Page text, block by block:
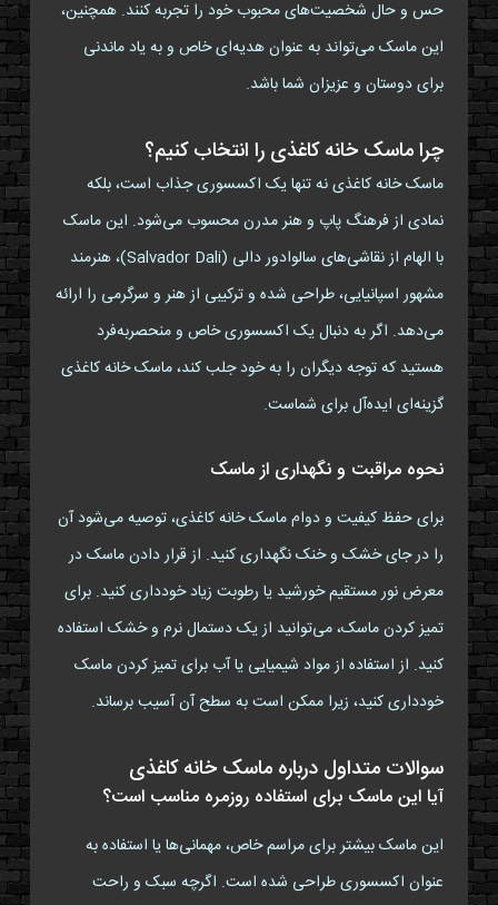
حس و حال شخصیت‌های محبوب خود را تجربه کنند. همچنین،
این ماسک می‌تواند به عنوان هدیه‌ای خاص و به یاد ماندنی
برای دوستان و عزیزان شما باشد.
چرا ماسک خانه کاغذی را انتخاب کنیم؟
ماسک خانه کاغذی نه تنها یک اکسسوری جذاب است، بلکه
نمادی از فرهنگ پاپ و هنر مدرن محسوب می‌شود. این ماسک
با الهام از نقاشی‌های سالوادور دالی (Salvador Dali)، هنرمند
مشهور اسپانیایی، طراحی شده و ترکیبی از هنر و سرگرمی را ارائه
می‌دهد. اگر به دنبال یک اکسسوری خاص و منحصربه‌فرد
هستید که توجه دیگران را به خود جلب کند، ماسک خانه کاغذی
گزینه‌ای ایده‌آل برای شماست.
نحوه مراقبت و نگهداری از ماسک
برای حفظ کیفیت و دوام ماسک خانه کاغذی، توصیه می‌شود آن
را در جای خشک و خنک نگهداری کنید. از قرار دادن ماسک در
معرض نور مستقیم خورشید یا رطوبت زیاد خودداری کنید. برای
تمیز کردن ماسک، می‌توانید از یک دستمال نرم و خشک استفاده
کنید. از استفاده از مواد شیمیایی یا آب برای تمیز کردن ماسک
خودداری کنید، زیرا ممکن است به سطح آن آسیب برساند.
سوالات متداول درباره ماسک خانه کاغذی
آیا این ماسک برای استفاده روزمره مناسب است؟
این ماسک بیشتر برای مراسم خاص، مهمانی‌ها یا استفاده به
عنوان اکسسوری طراحی شده است. اگرچه سبک و راحت